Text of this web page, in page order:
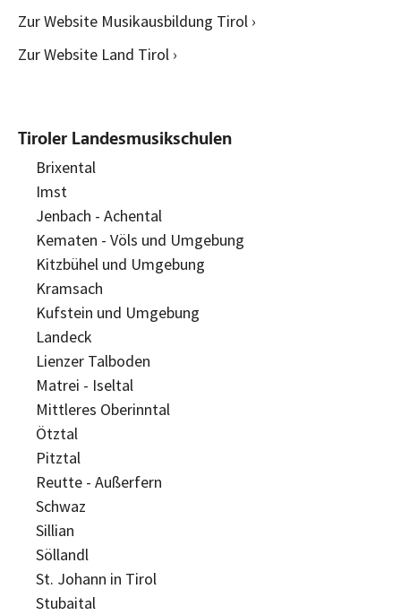
Zur Website Musikausbildung Tirol ›
Zur Website Land Tirol ›
Tiroler Landesmusikschulen
Brixental
Imst
Jenbach - Achental
Kematen - Völs und Umgebung
Kitzbühel und Umgebung
Kramsach
Kufstein und Umgebung
Landeck
Lienzer Talboden
Matrei - Iseltal
Mittleres Oberinntal
Ötztal
Pitztal
Reutte - Außerfern
Schwaz
Sillian
Söllandl
St. Johann in Tirol
Stubaital